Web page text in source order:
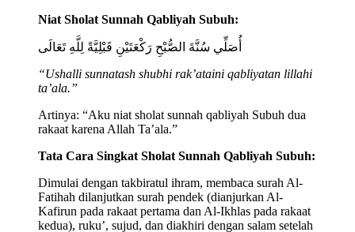
Niat Sholat Sunnah Qabliyah Subuh:
أُصَلِّي سُنَّةَ الصُّبْحِ رَكْعَتَيْنِ قَبْلِيَّةً لِلَّهِ تَعَالَى
“Ushalli sunnatash shubhi rak’ataini qabliyatan lillahi
ta’ala.”
Artinya: “Aku niat sholat sunnah qabliyah Subuh dua
rakaat karena Allah Ta’ala.”
Tata Cara Singkat Sholat Sunnah Qabliyah Subuh:
Dimulai dengan takbiratul ihram, membaca surah Al-
Fatihah dilanjutkan surah pendek (dianjurkan Al-
Kafirun pada rakaat pertama dan Al-Ikhlas pada rakaat
kedua), ruku’, sujud, dan diakhiri dengan salam setelah